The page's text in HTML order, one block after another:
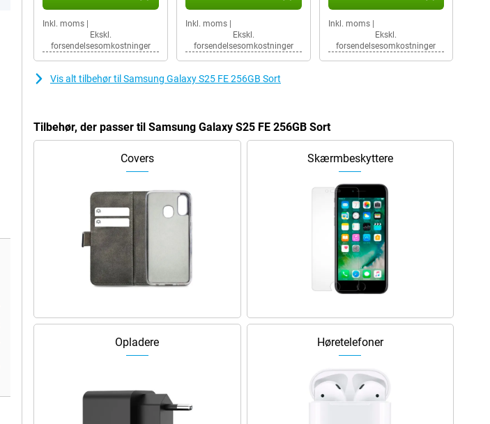
Inkl. moms
Ekskl.
forsendelsesomkostninger
Inkl. moms|
Ekskl.
forsendelsesomkostninger
Inkl. moms|
Ekskl.
forsendelsesomkostninger
Vis alt tilbehør til Samsung Galaxy S25 FE 256GB Sort
Tilbehør, der passer til Samsung Galaxy S25 FE 256GB Sort
Covers Skærmbeskyttere
Opladere Høretelefoner